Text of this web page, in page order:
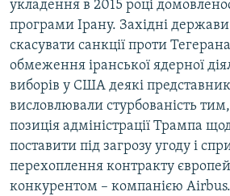
укладення в 2015 році
програми Ірану. Західні
скасувати санкції проти
обмеження іранської ядерної
виборів у США деякі
висловлювали стурбованість
позиція адміністрації Трампа
поставити під загрозу угоду і
перехоплення контракту
конкурентом – компанією Airbus.